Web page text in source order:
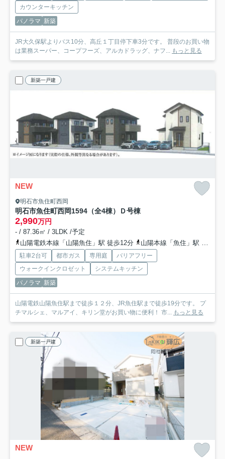
カウンターキッチン
パノラマ 新築
JR大久保駅よりバス10分、高丘１丁目停下車3分です。 普段のお買い物
は業務スーパー、コープフーズ、アルカドラッグ、ナフ... もっと見る
新築一戸建
NEW
明石市魚住町西岡
明石市魚住町西岡1594（全4棟）Ｄ号棟
2,990万円
- / 87.36㎡ / 3LDK /予定
山陽電鉄本線「山陽魚住」駅 徒歩12分
山陽本線「魚住」駅 徒歩19分
駐車2台可 都市ガス 専用庭
バリアフリー
ウォークインクロゼット
システムキッチン
パノラマ 新築
山陽電鉄山陽魚住駅まで徒歩１２分、JR魚住駅まで徒歩19分です。 プ
チマルシェ、マルアイ、キリン堂がお買い物に便利！ 市... もっと見る
新築一戸建
NEW